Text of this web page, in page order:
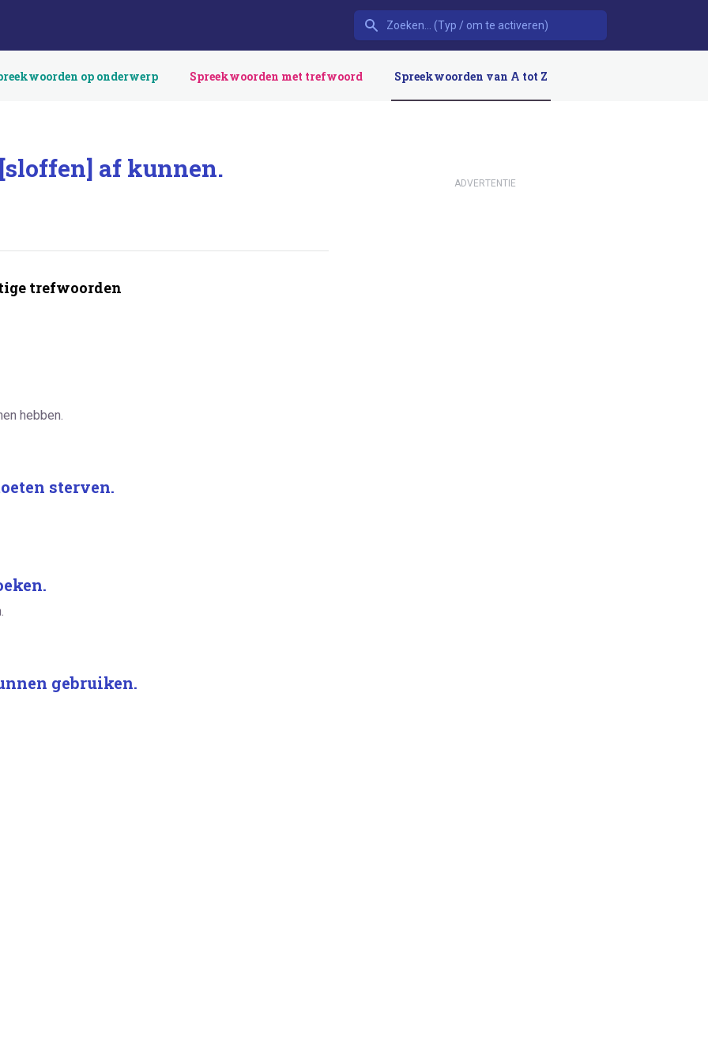
op onderwerp Spreekwoorden met trefwoord Spreekwoorden van A tot Z
af kunnen.
trefwoorden
hebben.
sterven.
gebruiken.
ADVERTENTIE